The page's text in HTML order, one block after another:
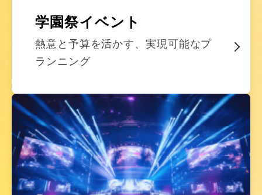
学園祭イベント
熱意と予算を活かす、実現可能なプ
ランニング